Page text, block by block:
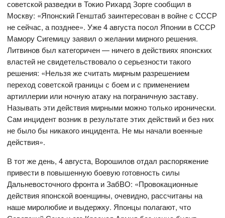
советской разведки в Токио Рихард Зорге сообщил в
Москву: «Японский Генштаб заинтересован в войне с СССР
не сейчас, а позднее». Уже 4 августа посол Японии в СССР
Мамору Сигемицу заявил о желании мирного решения.
Литвинов был категоричен — ничего в действиях японских
властей не свидетельствовало о серьезности такого
решения: «Нельзя же считать мирным разрешением
переход советской границы с боем и с применением
артиллерии или ночную атаку на пограничную заставу.
Называть эти действия мирными можно только иронически.
Сам инцидент возник в результате этих действий и без них
не было бы никакого инцидента. Не мы начали военные
действия».
В тот же день, 4 августа, Ворошилов отдал распоряжение
привести в повышенную боевую готовность силы
Дальневосточного фронта и ЗабВО: «Провокационные
действия японской военщины, очевидно, рассчитаны на
наше миролюбие и выдержку. Японцы полагают, что